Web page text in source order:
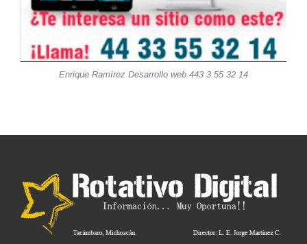
Enrique Ramírez Desarrollo web 443 3 55 32 14